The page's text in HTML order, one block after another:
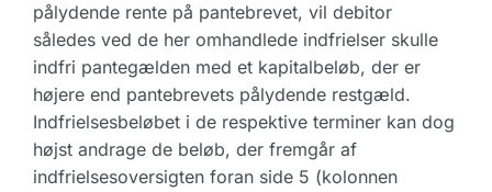
pålydende rente på pantebrevet, vil debitor
således ved de her omhandlede indfrielser skulle
indfri pantegælden med et kapitalbeløb, der er
højere end pantebrevets pålydende restgæld.
Indfrielsesbeløbet i de respektive terminer kan dog
højst andrage de beløb, der fremgår af
indfrielsesoversigten foran side 5 (kolonnen